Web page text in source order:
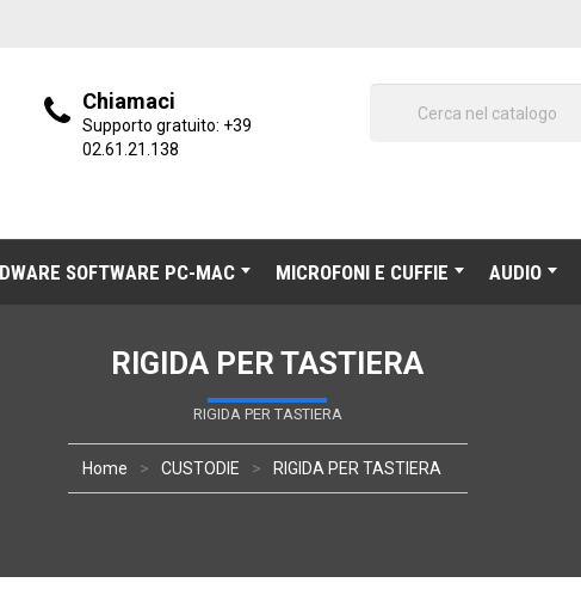
Chiamaci
Supporto gratuito: +39
02.61.21.138
SOFTWARE PC-MAC MICROFONI E CUFFIE AUDIO
RIGIDA PER TASTIERA
RIGIDA PER TASTIERA
Home CUSTODIE RIGIDA PER TASTIERA